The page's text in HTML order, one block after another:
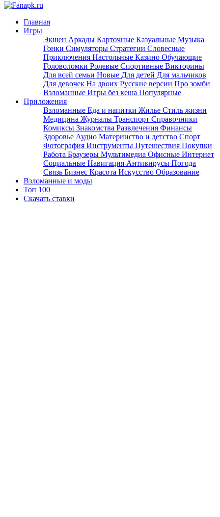
Главная
Игры
Экшен Аркады Карточные Казуальные Музыка
Гонки Симуляторы Стратегии Словесные
Приключения Настольные Казино Обучающие
Головоломки Ролевые Спортивные Викторины
Для всей семьи Новые Для детей Для мальчиков
Для девочек На двоих Русские версии Про зомби
Взломанные Игры без кеша Популярные
Приложения
Взломанные Еда и напитки Жилье Стиль жизни
Медицина Журналы Транспорт Справочники
Комиксы Знакомства Развлечения Финансы
Здоровье Аудио Материнство и детство Спорт
Фотография Инструменты Путешествия Покупки
Работа Браузеры Мультимедиа Офисные Интернет
Социальные Навигация Антивирусы Погода
Связь Бизнес Красота Искусство Образование
Взломанные и моды
Топ 100
Скачать ставки